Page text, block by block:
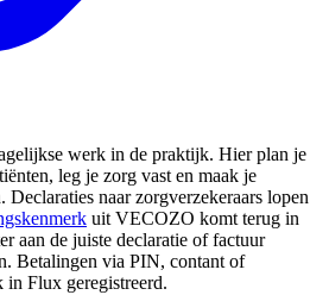
werk in de praktijk. Hier plan je
leg je zorg vast en maak je
Declaraties naar zorgverzekeraars lopen
uit VECOZO komt terug in
aan de juiste declaratie of factuur
Betalingen via PIN, contant of
Flux geregistreerd.